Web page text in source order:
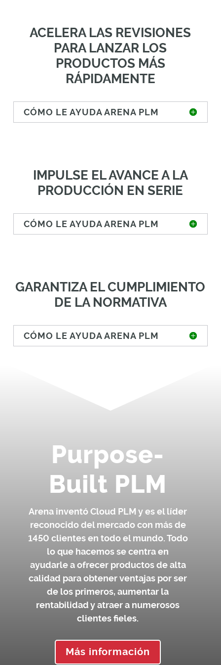
ACELERA LAS REVISIONES
PARA LANZAR LOS
PRODUCTOS MÁS
RÁPIDAMENTE
CÓMO LE AYUDA ARENA PLM
IMPULSE EL AVANCE A LA
PRODUCCIÓN EN SERIE
CÓMO LE AYUDA ARENA PLM
GARANTIZA EL CUMPLIMIENTO
DE LA NORMATIVA
CÓMO LE AYUDA ARENA PLM
Purpose-
Built PLM
Arena inventó Cloud PLM y es el líder
reconocido del mercado con más de
1450 clientes en todo el mundo. Todo
lo que hacemos se centra en
ayudarle a ofrecer productos de alta
calidad para obtener ventajas por ser
de los primeros, aumentar la
rentabilidad y atraer a numerosos
clientes fieles.
Más información